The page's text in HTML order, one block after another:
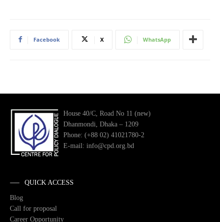
Facebook X WhatsApp
House 40/C, Road No 11 (new)
Dhanmondi, Dhaka – 1209
Phone: (+88 02) 41021780-2
E-mail: info@cpd.org.bd
QUICK ACCESS
Blog
Call for proposal
Career Opportunity